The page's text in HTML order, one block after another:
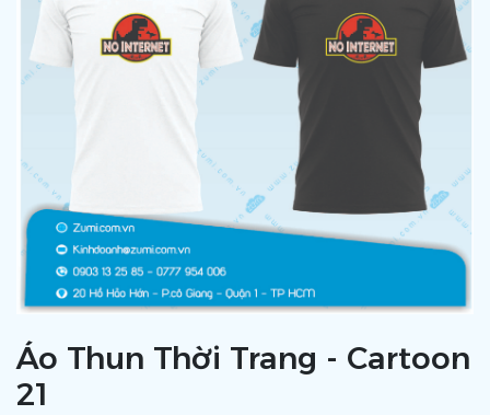
Áo Thun Thời Trang - Cartoon
21